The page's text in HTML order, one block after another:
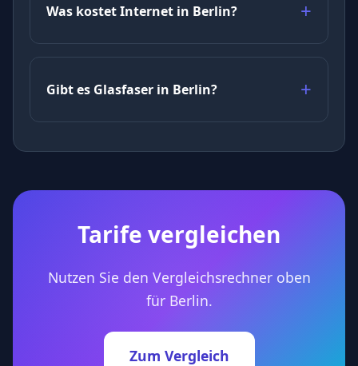
Was kostet Internet in Berlin?
Gibt es Glasfaser in Berlin?
Tarife vergleichen
Nutzen Sie den Vergleichsrechner oben
für Berlin.
Zum Vergleich